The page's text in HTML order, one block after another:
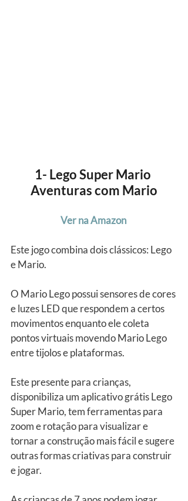
1- Lego Super Mario
Aventuras com Mario
Ver na Amazon
Este jogo combina dois clássicos: Lego
e Mario.
O Mario Lego possui sensores de cores
e luzes LED que respondem a certos
movimentos enquanto ele coleta
pontos virtuais movendo Mario Lego
entre tijolos e plataformas.
Este presente para crianças,
disponibiliza um aplicativo grátis Lego
Super Mario, tem ferramentas para
zoom e rotação para visualizar e
tornar a construção mais fácil e sugere
outras formas criativas para construir
e jogar.